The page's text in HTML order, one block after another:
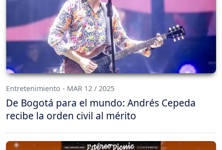
Entretenimiento - MAR 12 / 2025
De Bogotá para el mundo: Andrés Cepeda
recibe la orden civil al mérito